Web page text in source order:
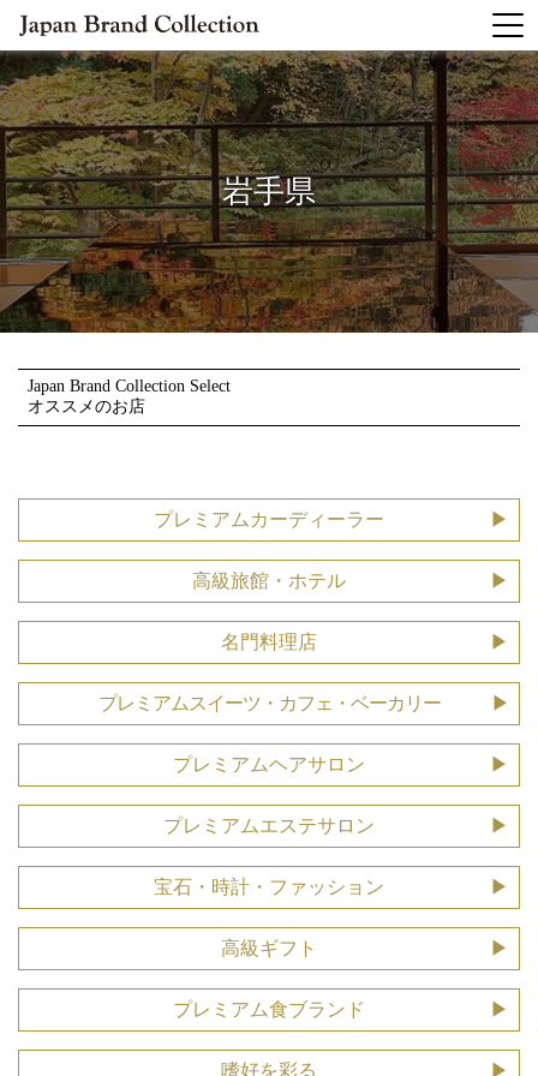
岩手県
Japan Brand Collection Select
オススメのお店
プレミアムカーディーラー
高級旅館・ホテル
名門料理店
プレミアムスイーツ・カフェ・ベーカリー
プレミアムヘアサロン
プレミアムエステサロン
宝石・時計・ファッション
高級ギフト
プレミアム食ブランド
嗜好を彩る